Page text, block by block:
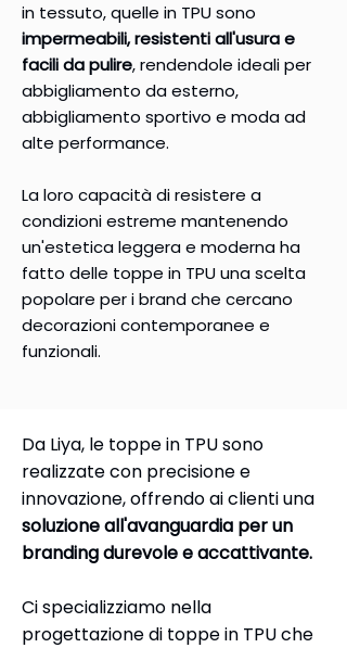
in tessuto, quelle in TPU sono
impermeabili, resistenti all'usura e
facili da pulire, rendendole ideali per
abbigliamento da esterno,
abbigliamento sportivo e moda ad
alte performance.
La loro capacità di resistere a
condizioni estreme mantenendo
un'estetica leggera e moderna ha
fatto delle toppe in TPU una scelta
popolare per i brand che cercano
decorazioni contemporanee e
funzionali.
Da Liya, le toppe in TPU sono
realizzate con precisione e
innovazione, offrendo ai clienti una
soluzione all'avanguardia per un
branding durevole e accattivante.
Ci specializziamo nella
progettazione di toppe in TPU che